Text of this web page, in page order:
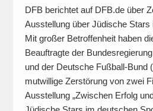
DFB berichtet auf DFB.de über
Ausstellung über Jüdische Stars
Mit großer Betroffenheit haben
Beauftragte der
und der Deutsche Fußball-Bund
mutwillige Zerstörung von zwei
Ausstellung „Zwischen Erfolg